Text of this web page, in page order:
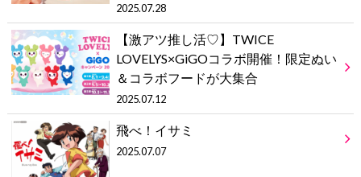
2025.07.28
【激アツ推し活♡】TWICE
LOVELYS×GiGOコラボ開催！限定ぬい
＆コラボフードが大集合
2025.07.12
飛べ！イサミ
2025.07.07